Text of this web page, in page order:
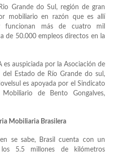
Grande do Sul, región de gran
mobiliario en razón que es allí
funcionan más de cuatro mil
de 50.000 empleos directos en la
es auspiciada por la Asociación de
del Estado de Río Grande do sul,
es apoyada por el Sindicato
de Bento Gongalves,
Mobiliaria Brasilera
se sabe, Brasil cuenta con un
5.5 millones de kilómetros